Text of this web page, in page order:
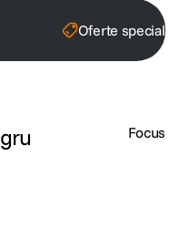
Oferte
Focus